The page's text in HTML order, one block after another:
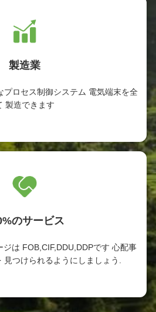
製造業
プロセス制御システム 電気端末を全
製造できます
のサービス
は FOB,CIF,DDU,DDPです 心配事
つけられるようにしましょう.